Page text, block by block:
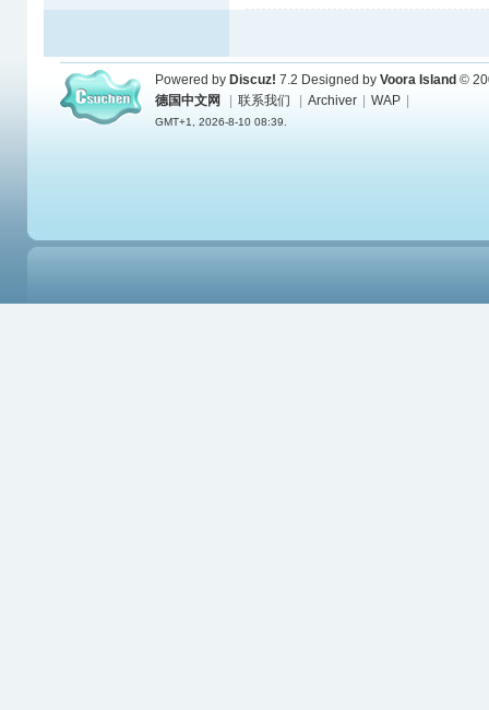
Powered by Discuz! 7.2 Designed by Voora Island ©
德国中文网
联系我们 Archiver WAP
GMT+1, 2026-8-10 08:39.